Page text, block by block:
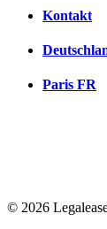
Kontakt
Paris FR
© 2026